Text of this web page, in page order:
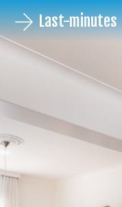
Last-minutes